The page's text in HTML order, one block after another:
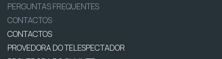
PERGUNTAS FREQUENTES
CONTACTOS
CONTACTOS
PROVEDORA DO TELESPECTADOR